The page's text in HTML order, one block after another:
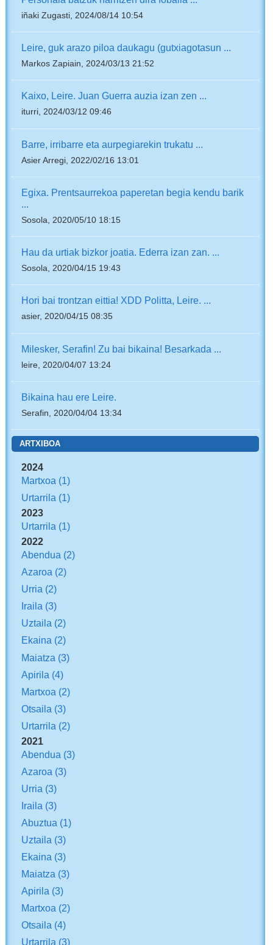
iñaki Zugasti, 2024/08/14 10:54
Leire, guk arazo piloa daukagu (gutxiagotasun ...
Markos Zapiain, 2024/03/13 21:52
Kaixo, Leire. Juan Guerra auzia izan zen ...
iturri, 2024/03/12 09:46
Barre, irribarre eta aurpegiarekin trukatu ...
Asier Arregi, 2022/02/16 13:01
Egixa. Prentsaurrekoa paperetan begia kendu barik
...
Sosola, 2020/05/10 18:15
Hau da urtiak bizkor joatia. Ederra izan zan. ...
Sosola, 2020/04/15 19:43
Hori bai trontzan eittia! XDD Politta, Leire. ...
asier, 2020/04/15 08:35
Milesker, Serafin! Zu bai bikaina! Besarkada ...
leire, 2020/04/07 13:24
Bikaina hau ere Leire.
Serafin, 2020/04/04 13:34
ARTXIBOA
2024
Martxoa (1)
Urtarrila (1)
2023
Urtarrila (1)
2022
Abendua (2)
Azaroa (2)
Urria (2)
Iraila (3)
Uztaila (2)
Ekaina (2)
Maiatza (3)
Apirila (4)
Martxoa (2)
Otsaila (3)
Urtarrila (2)
2021
Abendua (3)
Azaroa (3)
Urria (3)
Iraila (3)
Abuztua (1)
Uztaila (3)
Ekaina (3)
Maiatza (3)
Apirila (3)
Martxoa (2)
Otsaila (4)
Urtarrila (3)